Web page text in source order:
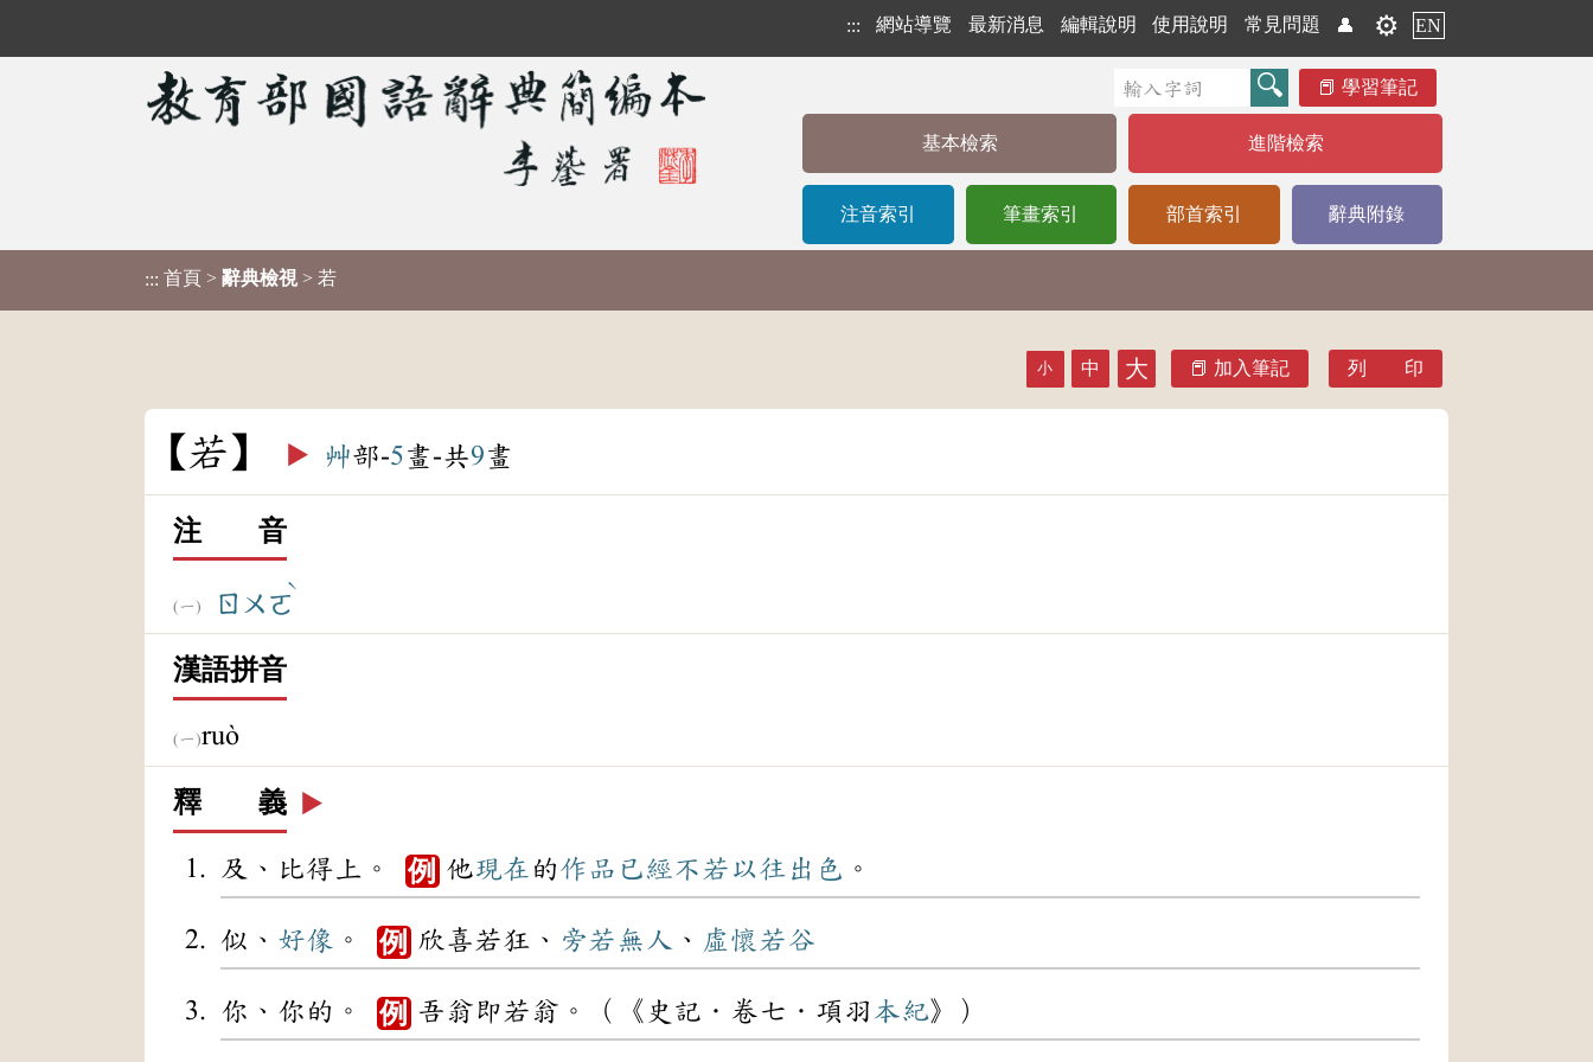
::: 網站導覽 最新消息 編輯說明 使用說明 常見問題 👤 ⚙️ EN
學習筆記
基本檢索 進階檢索
注音索引 筆畫索引 部首索引 辭典附錄
::: 首頁 > 辭典檢視 > 若
小 中 大 加入筆記 列 印
若 ▶️ 艸部-5畫-共9畫
注 音
ㄖㄨㄛ
ˋ
漢語拼音
ruò
釋 義 ▶️
及、比得上。 例 他現在 的作品 已經不若 以往 出色 。
似、 好像 。 例 欣喜若狂、 旁若無人 、 虛懷若谷
你、你的。 例 吾翁即若翁。（《史記．卷七．項羽 本紀》）